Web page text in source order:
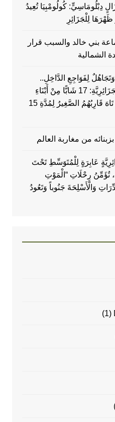
دِبْلُومَاسِيٍّ: كُولُومْبِيَا تُعِيدُ
لِلْجَزَائِرِ
بني خالد والسبب قرار
الشمالية
لِفَوَاجِعِ الدَّاخِلِ..
الْمُفَارَقَةُ الْقَاتِلَةُ لِلسِّيَاسَةِ الْجَزَائِرِيَّةِ: 17 شَابًّا مِنْ أَبْنَاءِ
الْجَزَائِرِ ابْتَلَعَهُمُ الْبَحْرُ بَعْدَ أَنْ تَاهَ قَارِبُهُمُ الصَّغِيرُ لِمُدَّةِ 15
من مغاربة العالم
عَابِرَةٍ لِلْمُتَوَسِّطِ تَحْتَ
تُؤَمِّنُ رِحْلَاتِ “الْمَوْتِ
وَالْأَسْلِحَةَ جَنُوباً وَتَعُودُ
(1)